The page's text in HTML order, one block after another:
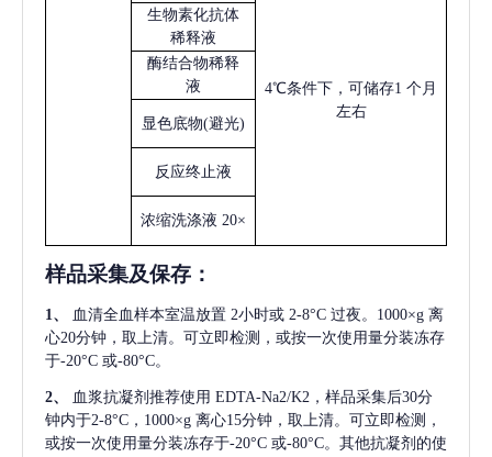
4℃条件下，可储存1 个月
左右
生物素化抗体
稀释液
酶结合物稀释
液
显色底物(避光)
反应终止液
浓缩洗涤液 20×
样品采集及保存 ：
1、 血清全血样本室温放置 2小时或 2-8°C 过夜。1000×g 离
心20分钟，取上清。可立即检测，或按一次使用量分装冻存
于-20°C 或-80°C。
2、 血浆抗凝剂推荐使用 EDTA-Na2/K2，样品采集后30分
钟内于2-8°C，1000×g 离心15分钟，取上清。可立即检测，
或按一次使用量分装冻存于-20°C 或-80°C。其他抗凝剂的使